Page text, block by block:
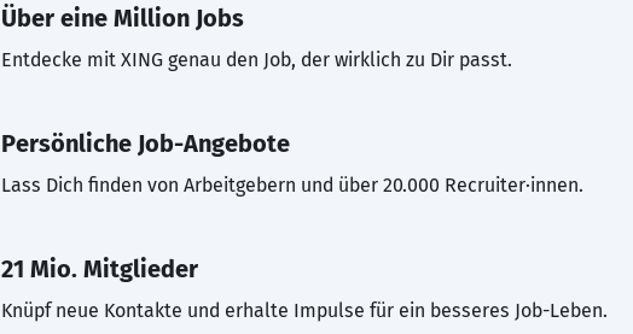
Über eine Million Jobs
Entdecke mit XING genau den Job, der wirklich zu Dir passt.
Persönliche Job-Angebote
Lass Dich finden von Arbeitgebern und über 20.000 Recruiter·innen.
21 Mio. Mitglieder
Knüpf neue Kontakte und erhalte Impulse für ein besseres Job-Leben.